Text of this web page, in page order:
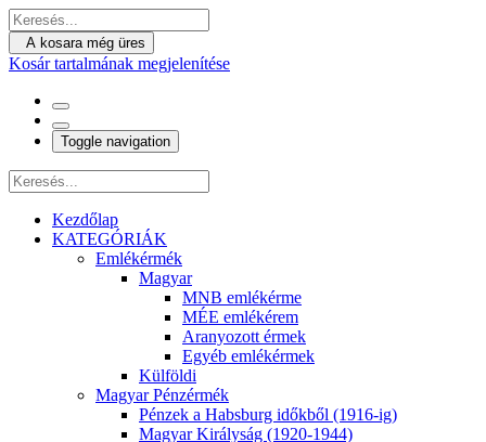
A kosara még üres
Kosár tartalmának megjelenítése
Toggle navigation
Kezdőlap
KATEGÓRIÁK
Emlékérmék
Magyar
MNB emlékérme
MÉE emlékérem
Aranyozott érmek
Egyéb emlékérmek
Külföldi
Magyar Pénzérmék
Pénzek a Habsburg időkből (1916-ig)
Magyar Királyság (1920-1944)